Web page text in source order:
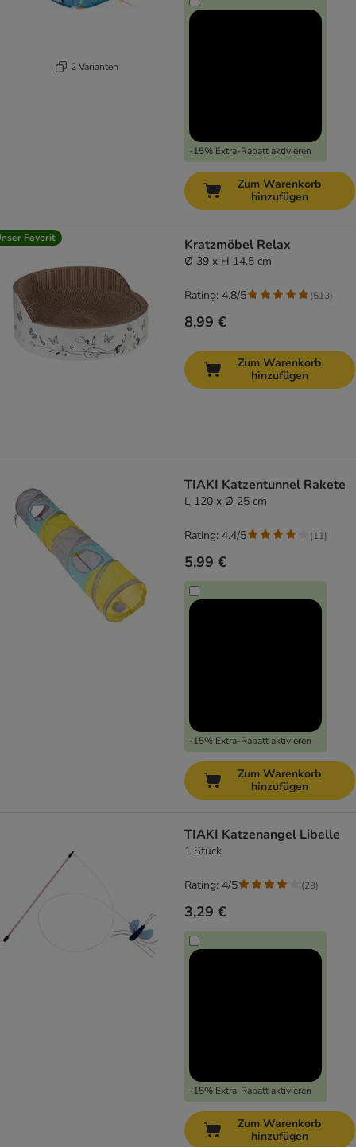
2 Varianten
-15% Extra-Rabatt aktivieren
Zum Warenkorb
hinzufügen
Favorit Kratzmöbel Relax
Ø 39 x H 14,5 cm
8,99 €
Rating: 4.8/5 (513)
Zum Warenkorb
hinzufügen
TIAKI Katzentunnel Rakete
L 120 x Ø 25 cm
5,99 €
-15% Extra-Rabatt aktivieren
Rating: 4.4/5 (11)
Zum Warenkorb
hinzufügen
TIAKI Katzenangel Libelle
1 Stück
3,29 €
-15% Extra-Rabatt aktivieren
Rating: 4/5 (29)
Zum Warenkorb
hinzufügen